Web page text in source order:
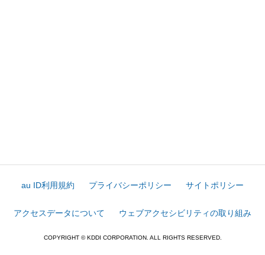
au ID利用規約 プライバシーポリシー サイトポリシー
アクセスデータについて ウェブアクセシビリティの取り組み
COPYRIGHT © KDDI CORPORATION. ALL RIGHTS RESERVED.